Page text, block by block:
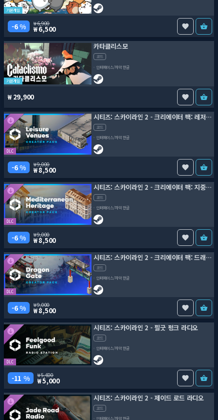
기본게임
6 % 6,900
6,500
기본게임
카타클리스모
코드
인터페이스/자막 한글
29,900
DLC
시티즈: 스카이라인 2 - 크리에이터 팩: 레저 장소
코드
인터페이스/자막 한글
6 % 9,000
8,500
DLC
시티즈: 스카이라인 2 - 크리에이터 팩: 지중해 유산
코드
인터페이스/자막 한글
6 % 9,000
8,500
DLC
시티즈: 스카이라인 2 - 크리에이터 팩: 드래곤 게이트
코드
인터페이스/자막 한글
6 % 9,000
8,500
DLC
시티즈: 스카이라인 2 - 필굿 펑크 라디오
코드
인터페이스/자막 한글
11 % 5,600
5,000
시티즈: 스카이라인 2 - 제이드 로드 라디오
코드
인터페이스/자막 한글